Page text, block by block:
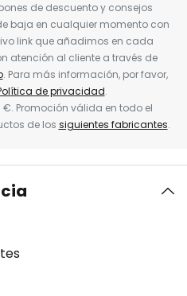
de descuento y consejos
baja en cualquier momento con
link que añadimos en cada
atención al cliente a través de
. Para más información, por favor,
de privacidad.
€. Promoción válida en todo el
de los siguientes fabricantes.